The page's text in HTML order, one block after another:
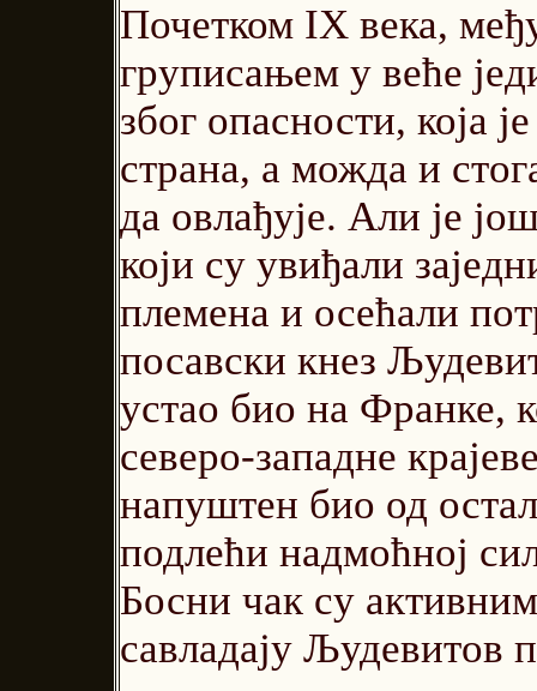
Почетком IX века,
груписањем у веће
због опасности, која
страна, а можда и
да овлађује. Али је
који су увиђали
племена и осећали
посавски кнез
устао био на Франке,
северо-западне
напуштен био од
подлећи надмоћној
Босни чак су
савладају Људевитов